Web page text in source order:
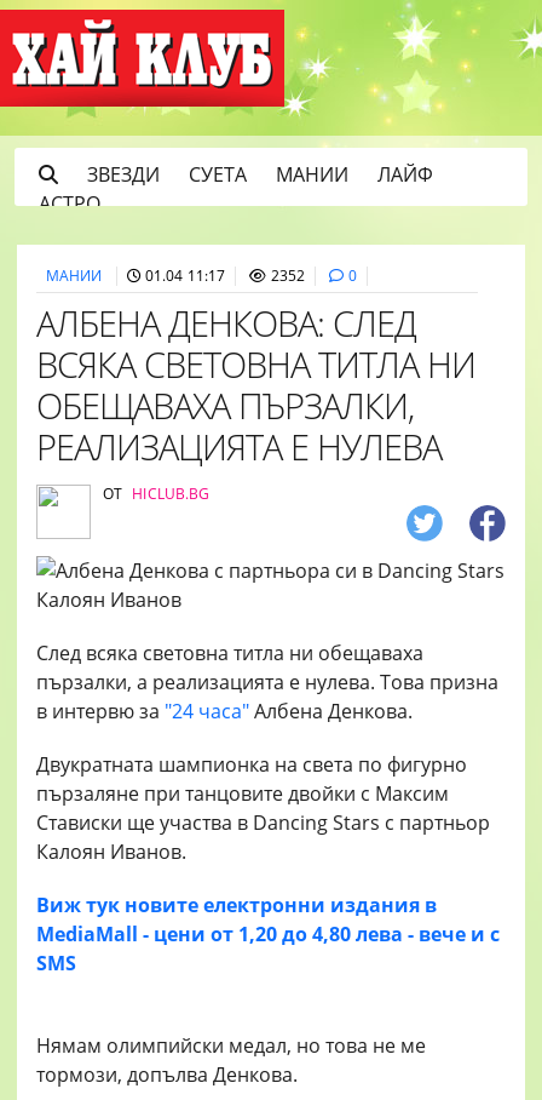
ЗВЕЗДИ СУЕТА МАНИИ
ЛАЙФ
АСТРО
МАНИИ 01.04 11:17 2352 0
АЛБЕНА ДЕНКОВА: СЛЕД
ВСЯКА СВЕТОВНА ТИТЛА НИ
ОБЕЩАВАХА ПЪРЗАЛКИ,
РЕАЛИЗАЦИЯТА Е НУЛЕВА
ОТ HICLUB.BG
След всяка световна титла ни обещаваха
пързалки, а реализацията е нулева. Това призна
в интервю за "24 часа"Албена Денкова.
Двукратната шампионка на света по фигурно
пързаляне при танцовите двойки с Максим
Стависки ще участва в Dancing Stars с партньор
Калоян Иванов.
Виж тук новите електронни издания в
MediaMall - цени от 1,20 до 4,80 лева - вече и с
SMS
Нямам олимпийски медал, но това не ме
тормози, допълва Денкова.